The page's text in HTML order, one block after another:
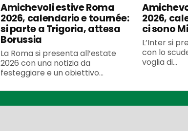
Amichevoli estive Roma
2026, calendario e tournée:
si parte a Trigoria, attesa
Borussia
La Roma si presenta all’estate
2026 con una notizia da
festeggiare e un obiettivo...
2026,
ci sono
L’Inter si
con lo
voglia di...